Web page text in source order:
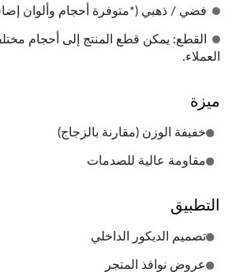
فضي / ذهبي (*متوفرة أحجام وألوان
القطع: يمكن قطع المنتج إلى أحجام
العملاء.
ميزة
خفيفة الوزن (مقارنة بالزجاج)
مقاومة عالية للصدمات
التطبيق
تصميم الديكور الداخلي
عروض نوافذ المتجر